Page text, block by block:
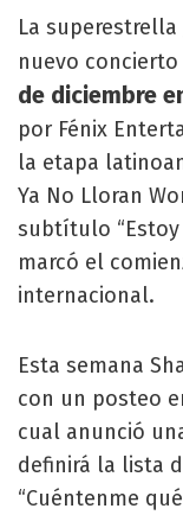
La
nuevo concierto
de diciembre
por Fénix
la etapa
Ya No Lloran
subtítulo “Estoy
marcó el
internacional.
Esta semana
con un posteo
cual anunció
definirá la lista
“Cuéntenme